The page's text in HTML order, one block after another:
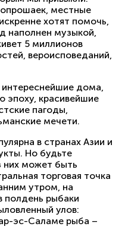
местные
хотят помочь,
наполнен музыкой,
5 миллионов
вероисповеданий,
дома,
эпоху, красивейшие
пагоды,
мечети.
в странах Азии и
Но будьте
них может быть
торговая точка
утром, на
полдень рыбаки
улов:
эс-Саламе рыба –